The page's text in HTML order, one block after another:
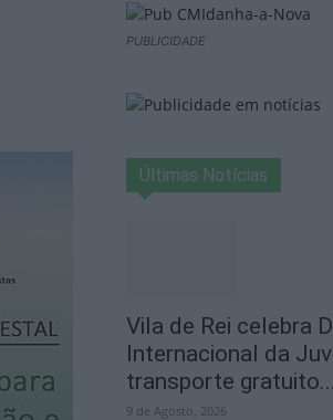
PUBLICIDADE
Últimas Notícias
Vila de Rei celebra
Internacional da
transporte gratuito...
9 de Agosto, 2026